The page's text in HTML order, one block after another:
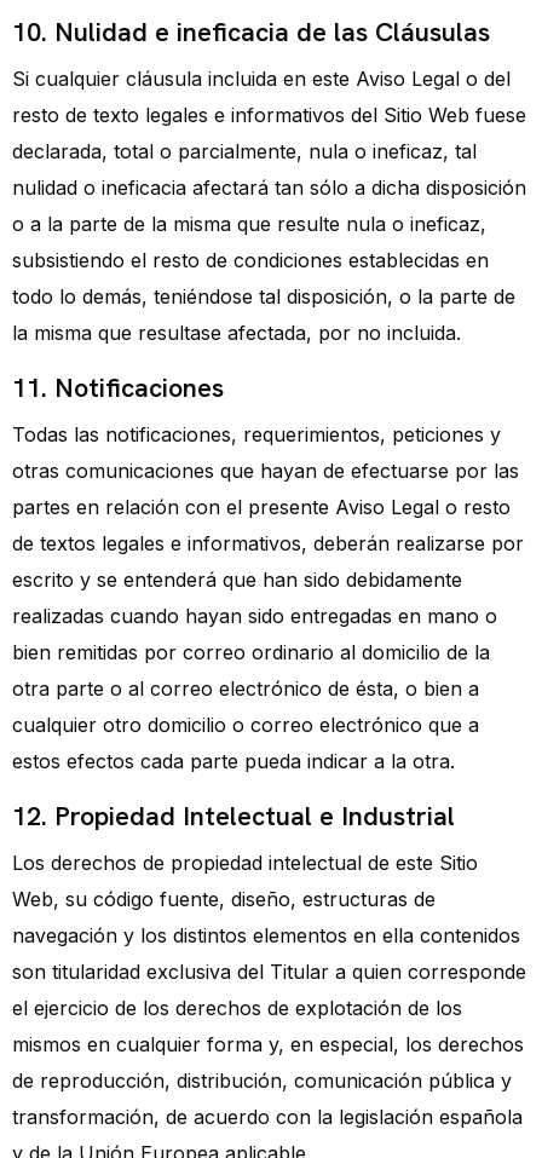
10. Nulidad e ineficacia de las Cláusulas
Si cualquier cláusula incluida en este Aviso Legal o del
resto de texto legales e informativos del Sitio Web fuese
declarada, total o parcialmente, nula o ineficaz, tal
nulidad o ineficacia afectará tan sólo a dicha disposición
o a la parte de la misma que resulte nula o ineficaz,
subsistiendo el resto de condiciones establecidas en
todo lo demás, teniéndose tal disposición, o la parte de
la misma que resultase afectada, por no incluida.
11. Notificaciones
Todas las notificaciones, requerimientos, peticiones y
otras comunicaciones que hayan de efectuarse por las
partes en relación con el presente Aviso Legal o resto
de textos legales e informativos, deberán realizarse por
escrito y se entenderá que han sido debidamente
realizadas cuando hayan sido entregadas en mano o
bien remitidas por correo ordinario al domicilio de la
otra parte o al correo electrónico de ésta, o bien a
cualquier otro domicilio o correo electrónico que a
estos efectos cada parte pueda indicar a la otra.
12. Propiedad Intelectual e Industrial
Los derechos de propiedad intelectual de este Sitio
Web, su código fuente, diseño, estructuras de
navegación y los distintos elementos en ella contenidos
son titularidad exclusiva del Titular a quien corresponde
el ejercicio de los derechos de explotación de los
mismos en cualquier forma y, en especial, los derechos
de reproducción, distribución, comunicación pública y
transformación, de acuerdo con la legislación española
y de la Unión Europea aplicable.